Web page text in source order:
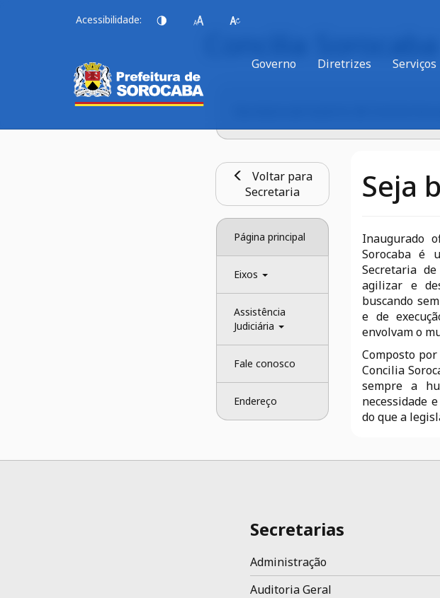
Acessibilidade:
Governo Diretrizes Serviços
Voltar para
Secretaria
Página principal
Eixos
Assistência
Judiciária
Fale conosco
Endereço
Seja
Inaugurado
Sorocaba é
Secretaria
agilizar e
buscando
e de
envolvam o
Composto
Concilia
sempre a
necessidade
do que a
Secretarias
Administração
Auditoria Geral